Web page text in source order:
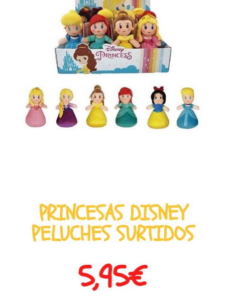
PRINCESAS DISNEY
PELUCHES SURTIDOS
5,95€